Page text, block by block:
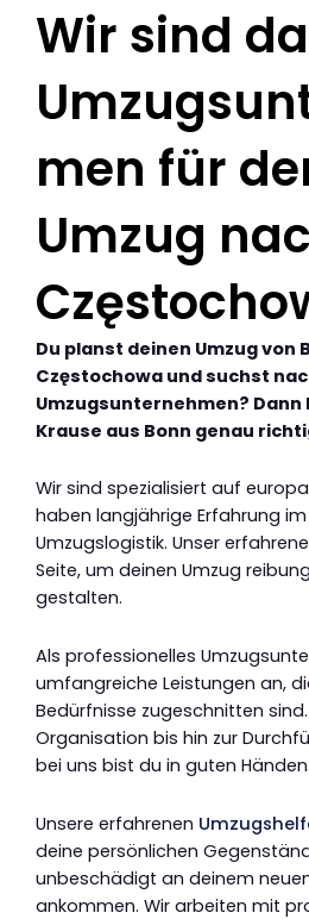
Wir sind
men für
Umzug
Du planst deinen Umzug von
Częstochowa und suchst
Umzugsunternehmen? Dann
Krause aus Bonn genau
Wir sind spezialisiert auf
haben langjährige Erfahrung im
Umzugslogistik. Unser
Seite, um deinen Umzug
gestalten.
Als professionelles
umfangreiche Leistungen an,
Bedürfnisse zugeschnitten
Organisation bis hin zur
bei uns bist du in guten Händen.
Unsere erfahrenen
deine persönlichen
unbeschädigt an deinem
ankommen. Wir arbeiten mit